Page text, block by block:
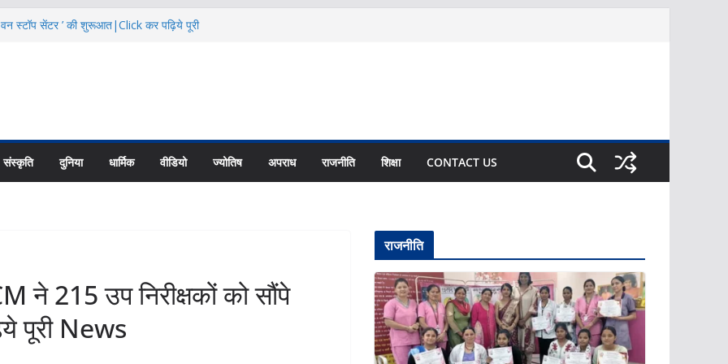
स्टॉप सेंटर ’ की शुरूआत|Click कर पढ़िये पूरी
ढांचे के विकास पर करें फोकस: CS|Click
रोजगार मेला|Click कर पढ़िये पूरी News
संस्कृति दुनिया धार्मिक वीडियो ज्योतिष अपराध राजनीति शिक्षा CONTACT US
215 उप निरीक्षकों को सौंपे
पूरी News
राजनीति